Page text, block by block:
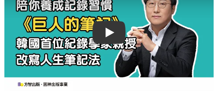
Play video